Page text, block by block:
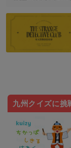
九州クイズに挑